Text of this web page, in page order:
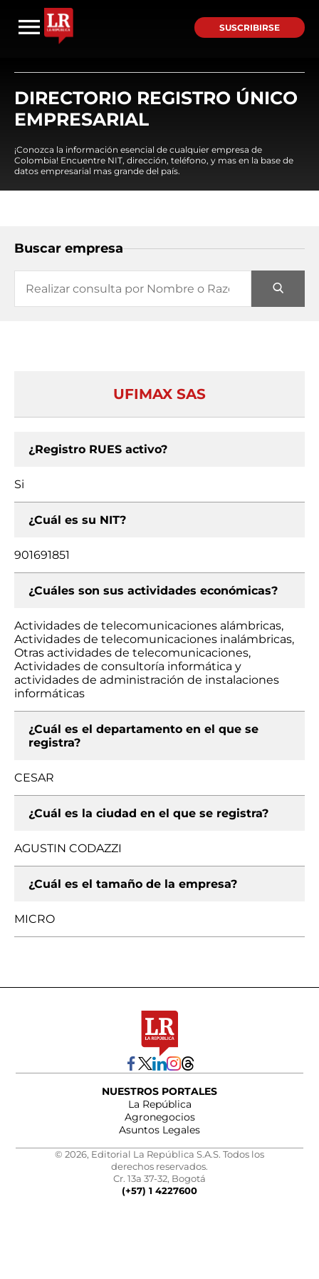
SUSCRIBIRSE
DIRECTORIO REGISTRO ÚNICO
EMPRESARIAL
¡Conozca la información esencial de cualquier empresa de
Colombia! Encuentre NIT, dirección, teléfono, y mas en la base de
datos empresarial mas grande del país.
Buscar empresa
UFIMAX SAS
¿Registro RUES activo?
Si
¿Cuál es su NIT?
901691851
¿Cuáles son sus actividades económicas?
Actividades de telecomunicaciones alámbricas,
Actividades de telecomunicaciones inalámbricas,
Otras actividades de telecomunicaciones,
Actividades de consultoría informática y
actividades de administración de instalaciones
informáticas
¿Cuál es el departamento en el que se
registra?
CESAR
¿Cuál es la ciudad en el que se registra?
AGUSTIN CODAZZI
¿Cuál es el tamaño de la empresa?
MICRO
NUESTROS PORTALES
La República
Agronegocios
Asuntos Legales
© 2026, Editorial La República S.A.S. Todos los
derechos reservados.
Cr. 13a 37-32, Bogotá
(+57) 1 4227600